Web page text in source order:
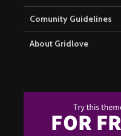
Comunity Guidelines
About Gridlove